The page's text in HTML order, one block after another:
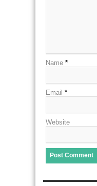
Name *
Email *
Website